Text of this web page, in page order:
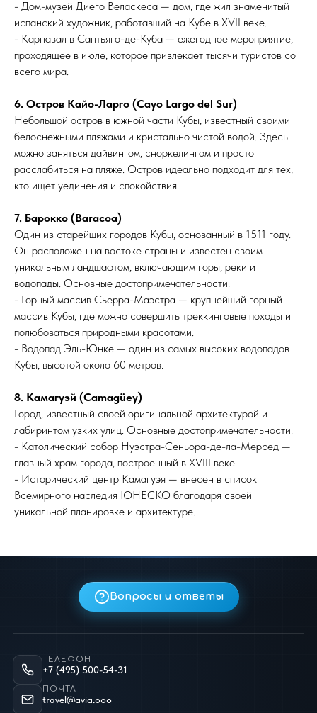
- Дом-музей Диего Веласкеса — дом, где жил знаменитый
испанский художник, работавший на Кубе в XVII веке.
- Карнавал в Сантьяго-де-Куба — ежегодное мероприятие,
проходящее в июле, которое привлекает тысячи туристов со
всего мира.
6. Остров Кайо-Ларго (Cayo Largo del Sur)
Небольшой остров в южной части Кубы, известный своими
белоснежными пляжами и кристально чистой водой. Здесь
можно заняться дайвингом, сноркелингом и просто
расслабиться на пляже. Остров идеально подходит для тех,
кто ищет уединения и спокойствия.
7. Барокко (Baracoa)
Один из старейших городов Кубы, основанный в 1511 году.
Он расположен на востоке страны и известен своим
уникальным ландшафтом, включающим горы, реки и
водопады. Основные достопримечательности:
- Горный массив Сьерра-Маэстра — крупнейший горный
массив Кубы, где можно совершить треккинговые походы и
полюбоваться природными красотами.
- Водопад Эль-Юнке — один из самых высоких водопадов
Кубы, высотой около 60 метров.
8. Камагуэй (Camagüey)
Город, известный своей оригинальной архитектурой и
лабиринтом узких улиц. Основные достопримечательности:
- Католический собор Нуэстра-Сеньора-де-ла-Мерсед —
главный храм города, построенный в XVIII веке.
- Исторический центр Камагуэя — внесен в список
Всемирного наследия ЮНЕСКО благодаря своей
уникальной планировке и архитектуре.
Вопросы и ответы
ТЕЛЕФОН
+7 (495) 500-54-31
ПОЧТА
travel@avia.ooo